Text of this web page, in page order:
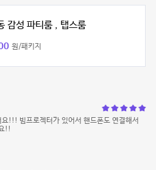
감성 파티룸 , 탭스룸
원/패키지
!!! 빔프로젝터가 있어서 핸드폰도 연결해서
!!